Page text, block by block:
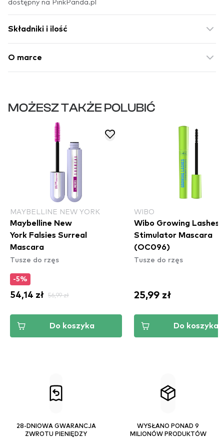
Składniki i ilość
O marce
MOŻESZ TAKŻE POLUBIĆ
MAYBELLINE NEW YORK
Maybelline New
York Falsies Surreal
Mascara
Tusze do rzęs
-5%
54,14 zł 56,99 zł
Do koszyka
WIBO
Wibo Growing Lashes
Stimulator Mascara
(OC096)
Tusze do rzęs
25,99 zł
Do koszyka
28-DNIOWA GWARANCJA
ZWROTU PIENIĘDZY
WYSŁANO PONAD 9
MILIONÓW PRODUKTÓW